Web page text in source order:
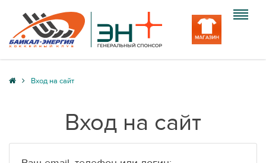
Клуб
Медиа
Вход на сайт
Вход на сайт